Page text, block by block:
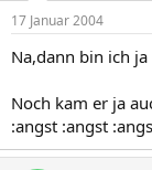
17 Januar 2004
Na,dann bin ich
Noch kam er ja
:angst :angst